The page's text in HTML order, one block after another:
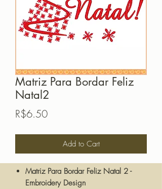
Matriz Para Bordar Feliz
Natal2
R$6.50Price
Add to Cart
Matriz Para Bordar Feliz Natal 2 -
Embroidery Design